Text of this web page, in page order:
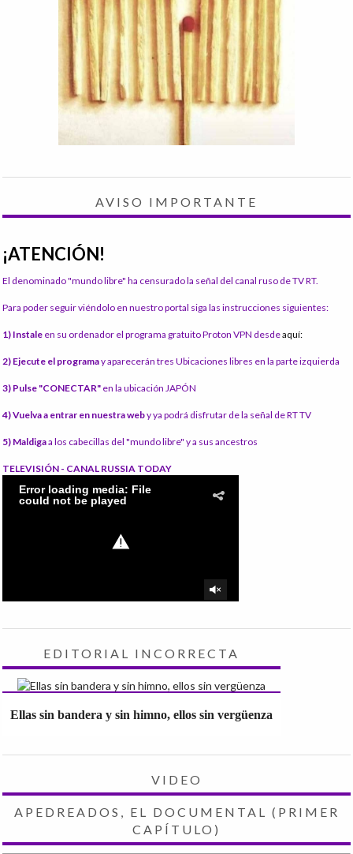
AVISO IMPORTANTE
¡ATENCIÓN!
El denominado "mundo libre" ha censurado la señal del canal ruso de TV RT.
Para poder seguir viéndolo en nuestro portal siga las instrucciones siguientes:
1) Instale en su ordenador el programa gratuito Proton VPN desdeaquí:
2) Ejecute el programay aparecerán tres Ubicaciones libres en la parte izquierda
3) Pulse "CONECTAR" en la ubicación JAPÓN
4) Vuelva a entrar en nuestra weby ya podrá disfrutar de la señal de RT TV
5) Maldigaa los cabecillas del "mundo libre" y a sus ancestros
TELEVISIÓN - CANAL RUSSIA TODAY
EDITORIAL INCORRECTA
Ellas sin bandera y sin himno, ellos sin vergüenza
VIDEO
APEDREADOS, EL DOCUMENTAL (PRIMER
CAPÍTULO)